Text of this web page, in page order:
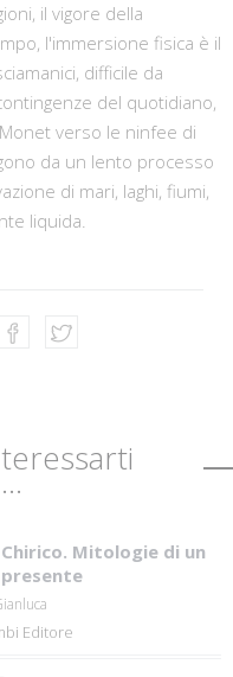
il vigore della
l'immersione fisica è il
difficile da
del quotidiano,
verso le ninfee di
da un lento processo
di mari, laghi, fiumi,
liquida.
Mitologie di un
Editore